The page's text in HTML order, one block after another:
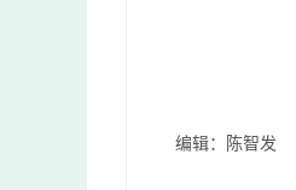
编辑：陈智发